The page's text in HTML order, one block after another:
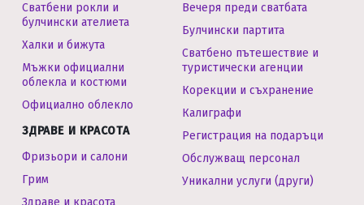
Сватбени рокли и
булчински ателиета
Халки и бижута
Мъжки официални
облекла и костюми
Официално облекло
ЗДРАВЕ И КРАСОТА
Фризьори и салони
Грим
Здраве и красота
Вечеря преди сватбата
Булчински партита
Сватбено пътешествие и
туристически агенции
Корекции и съхранение
Калиграфи
Регистрация на подаръци
Обслужващ персонал
Уникални услуги (други)